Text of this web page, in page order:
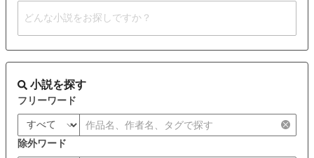
小説を探す
フリーワード
除外ワード